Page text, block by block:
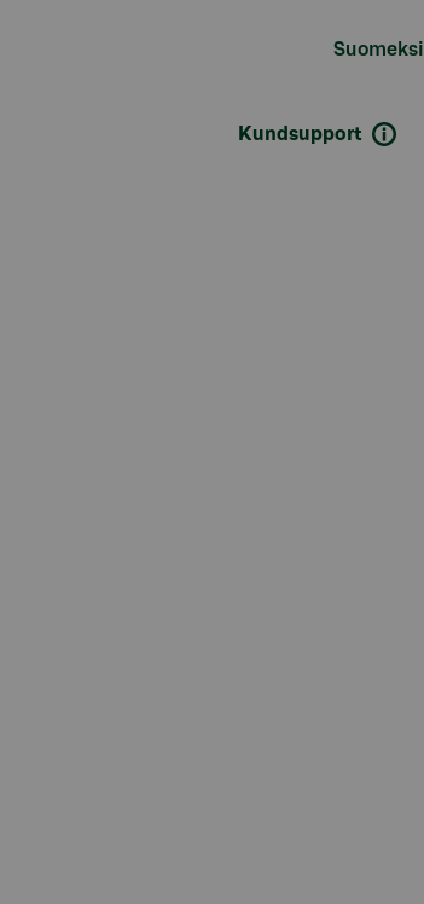
Suomeksi
Kundsupport